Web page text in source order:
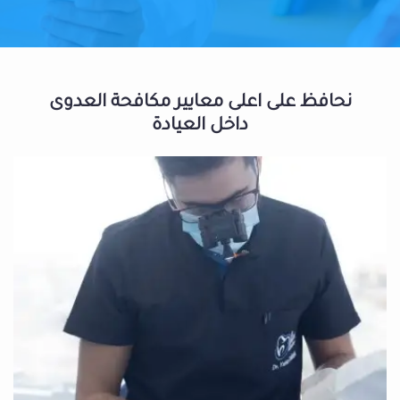
نحافظ على اعلى معايير مكافحة العدوى
داخل العيادة